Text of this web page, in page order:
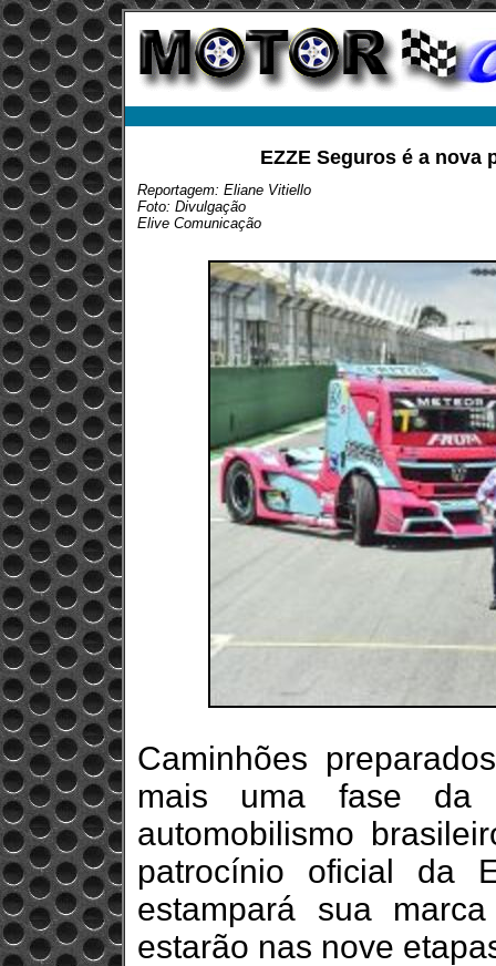
EZZE Seguros é a nova
Reportagem: Eliane Vitiello
Foto: Divulgação
Elive Comunicação
Caminhões
mais uma fase da
automobilismo
patrocínio oficial da
estampará sua
estarão nas nove